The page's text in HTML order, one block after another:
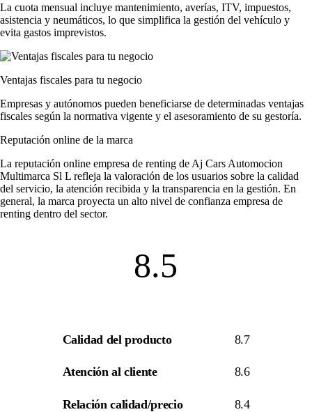
La cuota mensual incluye mantenimiento, averías, ITV, impuestos,
asistencia y neumáticos, lo que simplifica la gestión del vehículo y
evita gastos imprevistos.
Ventajas fiscales para tu negocio
Empresas y autónomos pueden beneficiarse de determinadas ventajas
fiscales según la normativa vigente y el asesoramiento de su gestoría.
Reputación online de la marca
La reputación online empresa de renting de Aj Cars Automocion
Multimarca Sl L refleja la valoración de los usuarios sobre la calidad
del servicio, la atención recibida y la transparencia en la gestión. En
general, la marca proyecta un alto nivel de confianza empresa de
renting dentro del sector.
8.5
Calidad del producto 8.7
Atención al cliente 8.6
Relación calidad/precio 8.4